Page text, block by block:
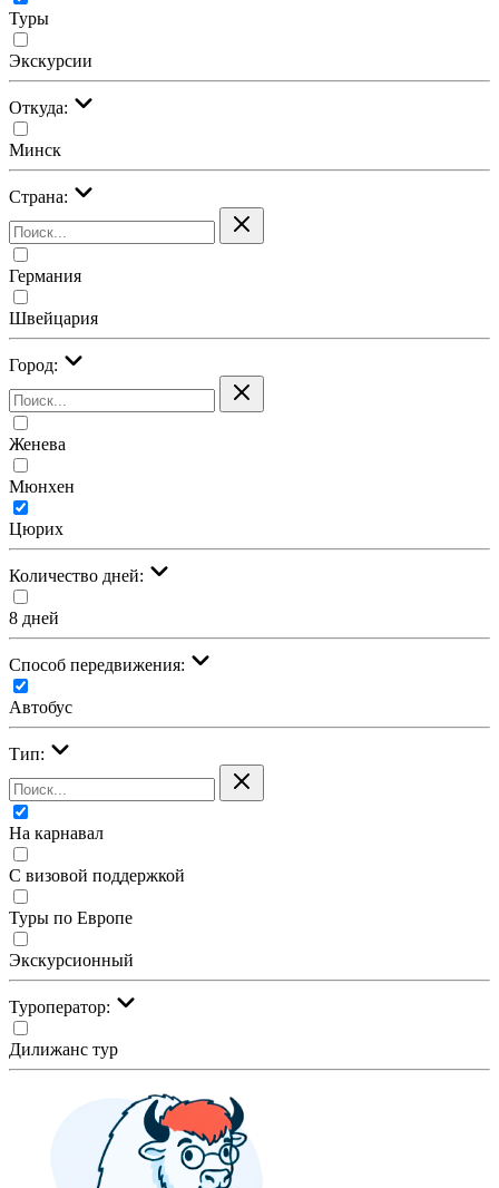
Туры
Экскурсии
Откуда:
Минск
Страна:
Германия
Швейцария
Город:
Женева
Мюнхен
Цюрих
Количество дней:
8 дней
Cпособ передвижения:
Автобус
Тип:
На карнавал
С визовой поддержкой
Туры по Европе
Экскурсионный
Туроператор:
Дилижанс тур